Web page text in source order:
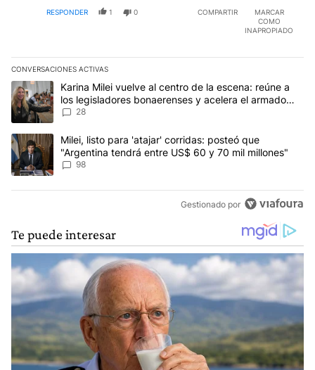
RESPONDER 1 0 COMPARTIR
MARCAR
COMO
INAPROPIADO
CONVERSACIONES ACTIVAS
Este listado muestra los artículos con más comentarios en los
Un artículo de tendencia con el título "Karina Milei vuelve al
Karina Milei vuelve al centro de la escena: reúne a
los legisladores bonaerenses y acelera el armado
para 2027
28
Un artículo de tendencia con el título "Milei, listo para 'atajar'
Milei, listo para 'atajar' corridas: posteó que
"Argentina tendrá entre US$ 60 y 70 mil millones"
98
Gestionado por